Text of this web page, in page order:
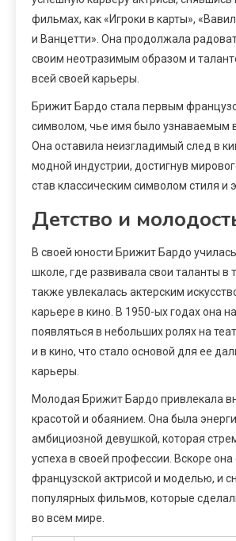
фильмах, как «Игроки в карты»,
и Ванцетти». Она продолжала
своим неотразимым образом и
всей своей карьеры.
Брижит Бардо стала первым
символом, чье имя было узнаваемым
Она оставила неизгладимый след в
модной индустрии, достигнув
став классическим символом стиля и
Детство и
В своей юности Брижит Бардо
школе, где развивала свои таланты в
также увлекалась актерским
карьере в кино. В 1950-ых годах она
появляться в небольших ролях на
и в кино, что стало основой для ее
карьеры.
Молодая Брижит Бардо привлекала
красотой и обаянием. Она была
амбициозной девушкой, которая
успеха в своей профессии. Вскоре она
французской актрисой и моделью, и
популярных фильмов, которые
во всем мире.